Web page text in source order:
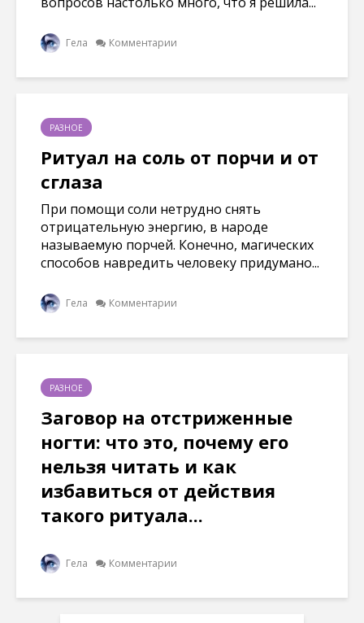
Гела Комментарии
РАЗНОЕ
Ритуал на соль от порчи и от
сглаза
При помощи соли нетрудно снять
отрицательную энергию, в народе
называемую порчей. Конечно, магических
способов навредить человеку придумано...
Гела Комментарии
РАЗНОЕ
Заговор на отстриженные
ногти: что это, почему его
нельзя читать и как
избавиться от действия
такого ритуала...
Гела Комментарии